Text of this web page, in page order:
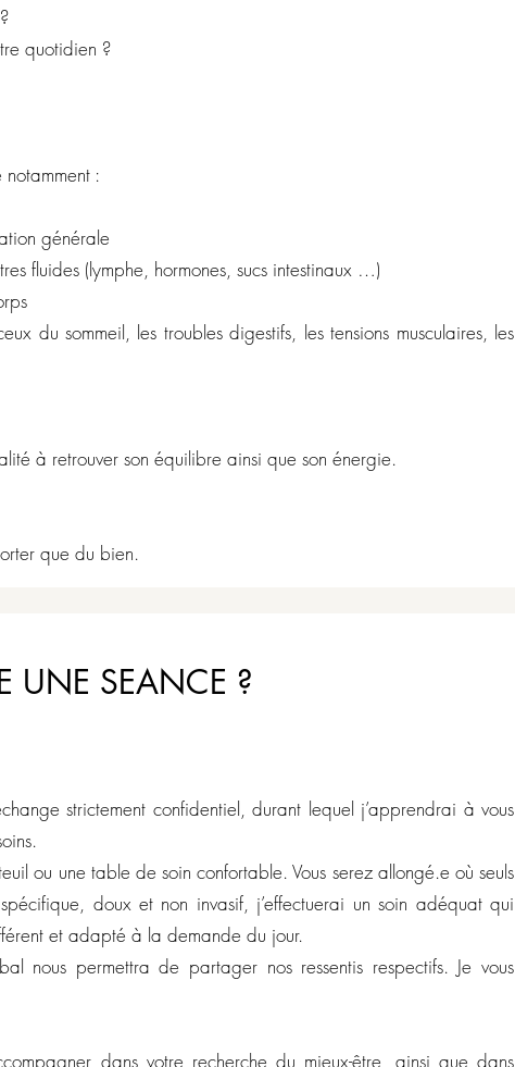
quotidien ?
notamment :
générale
fluides (lymphe, hormones, sucs intestinaux …)
du sommeil, les troubles digestifs, les tensions musculaires, les
à retrouver son équilibre ainsi que son énergie.
que du bien.
UNE SEANCE ?
strictement confidentiel, durant lequel j’apprendrai à vous
ou une table de soin confortable. Vous serez allongé.e où seuls
doux et non invasif, j’effectuerai un soin adéquat qui
et adapté à la demande du jour.
nous permettra de partager nos ressentis respectifs. Je vous
dans votre recherche du mieux-être, ainsi que dans